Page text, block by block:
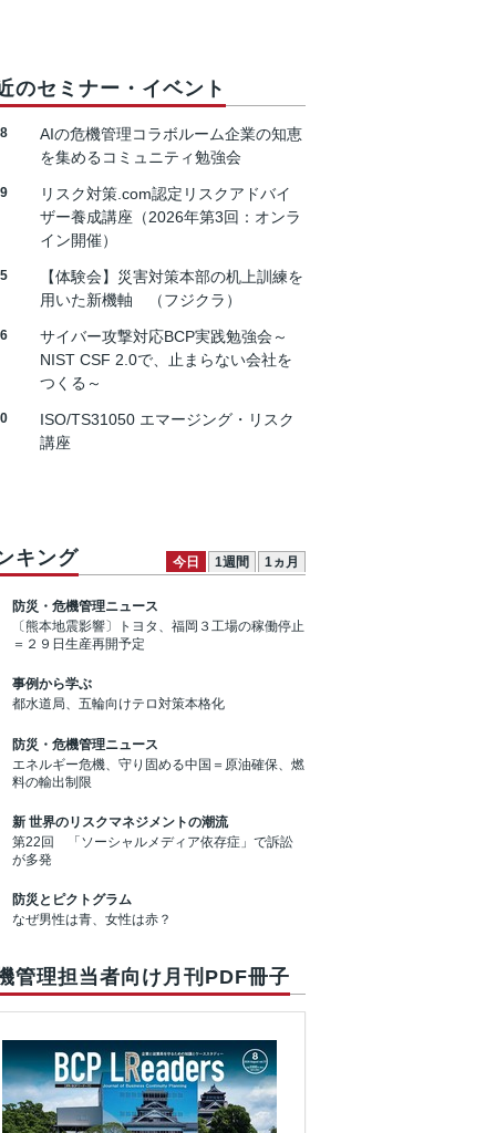
のセミナー・イベント
AIの危機管理コラボルーム企業の知恵
を集めるコミュニティ勉強会
リスク対策.com認定リスクアドバイ
ザー養成講座（2026年第3回：オンラ
イン開催）
【体験会】災害対策本部の机上訓練を
用いた新機軸 （フジクラ）
サイバー攻撃対応BCP実践勉強会～
NIST CSF 2.0で、止まらない会社を
つくる～
ISO/TS31050 エマージング・リスク
講座
キング 今日 1週間 1ヵ月
防災・危機管理ニュース
〔熊本地震影響〕トヨタ、福岡３工場の稼働停止
＝２９日生産再開予定
事例から学ぶ
都水道局、五輪向けテロ対策本格化
防災・危機管理ニュース
エネルギー危機、守り固める中国＝原油確保、燃
料の輸出制限
新 世界のリスクマネジメントの潮流
第22回 「ソーシャルメディア依存症」で訴訟
が多発
防災とピクトグラム
なぜ男性は青、女性は赤？
管理担当者向け月刊PDF冊子